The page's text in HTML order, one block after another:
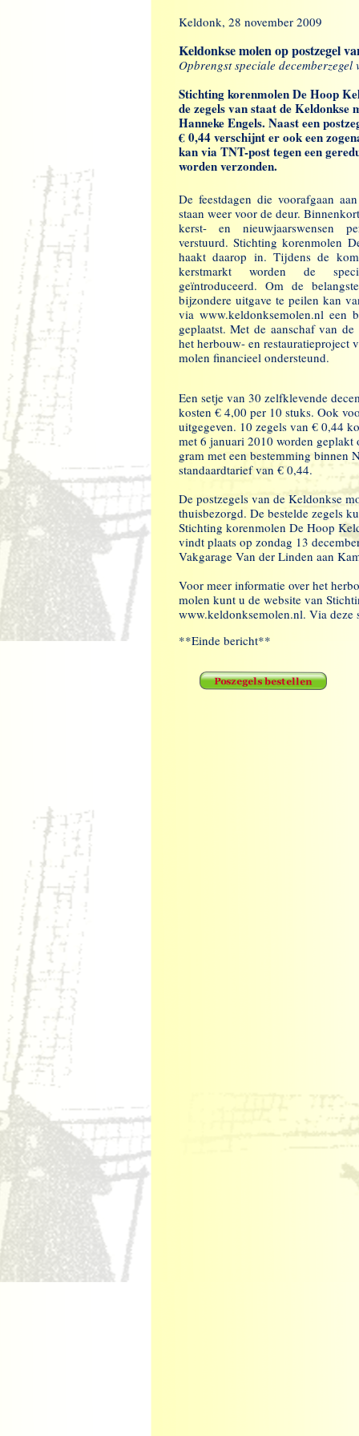
Keldonk, 28 november 2009
Keldonkse molen op postzegel
Opbrengst speciale
Stichting korenmolen De Hoop
de zegels van staat de Keldonkse
Hanneke Engels. Naast een
€ 0,44 verschijnt er ook een
kan via TNT-post tegen een
worden verzonden.
De feestdagen die voorafgaan
staan weer voor de deur.
kerst- en nieuwjaarswensen
verstuurd. Stichting korenmolen
haakt daarop in. Tijdens de
kerstmarkt worden de
geïntroduceerd. Om de
bijzondere uitgave te peilen kan
via www.keldonksemolen.nl een
geplaatst. Met de aanschaf van
het herbouw- en restauratieproject
molen financieel ondersteund.
Een setje van 30 zelfklevende
kosten € 4,00 per 10 stuks. Ook
uitgegeven. 10 zegels van € 0,44
met 6 januari 2010 worden geplakt
gram met een bestemming binnen
standaardtarief van € 0,44.
De postzegels van de Keldonkse
thuisbezorgd. De bestelde zegels
Stichting korenmolen De Hoop
vindt plaats op zondag 13
Vakgarage Van der Linden aan
Voor meer informatie over het
molen kunt u de website van
www.keldonksemolen.nl. Via deze
**Einde bericht**